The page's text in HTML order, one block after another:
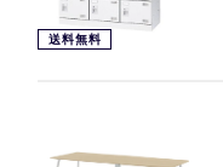
送料無料